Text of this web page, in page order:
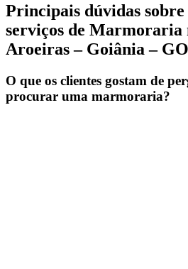
Principais dúvidas sobre
serviços de Marmoraria
Aroeiras – Goiânia – GO
O que os clientes gostam de
procurar uma marmoraria?